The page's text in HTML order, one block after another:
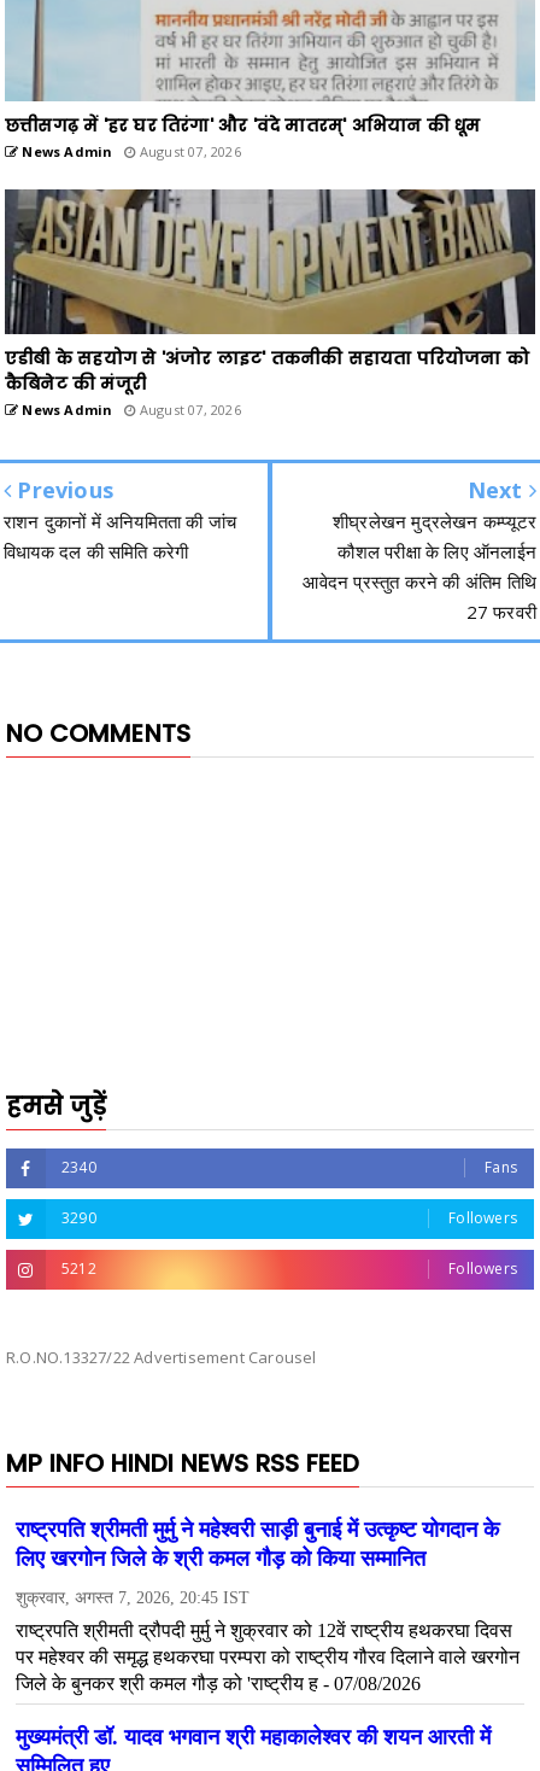
छत्तीसगढ़ में 'हर घर तिरंगा' और 'वंदे मातरम्' अभियान की धूम
News Admin August 07, 2026
एडीबी के सहयोग से 'अंजोर लाइट' तकनीकी सहायता परियोजना को
कैबिनेट की मंजूरी
News Admin August 07, 2026
Previous
राशन दुकानों में अनियमितता की जांच
विधायक दल की समिति करेगी
Next
शीघ्रलेखन मुद्रलेखन कम्प्यूटर
कौशल परीक्षा के लिए ऑनलाईन
आवेदन प्रस्तुत करने की अंतिम तिथि
27 फरवरी
NO COMMENTS
हमसे जुड़ें
2340 Fans
3290 Followers
5212 Followers
R.O.NO.13327/22 Advertisement Carousel
MP INFO HINDI NEWS RSS FEED